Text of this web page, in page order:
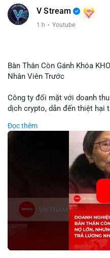
V Stream
1 h · Youtube
Bàn Thân Còn Gánh Khóa
Nhân Viên Trước
Công ty đối mặt với doanh
dịch crypto, dẫn đến thiệt hại
biến động giá digital asset.
vào nhân lực, cho thấy chiến
mô hình kinh doanh. Điều
crypto và các doanh nghiệp
🎥 Xem video trực tiếp tại:
Nguồn: KIEN THUC KINH TE
Đọc thêm